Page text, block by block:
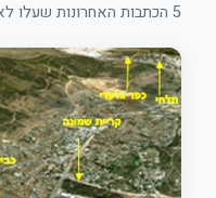
5 הכתבות האחרונות שעלו לאתר